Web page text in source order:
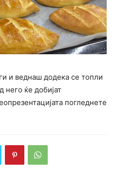
и веднаш додека се топли
него ќе добијат
погледнете